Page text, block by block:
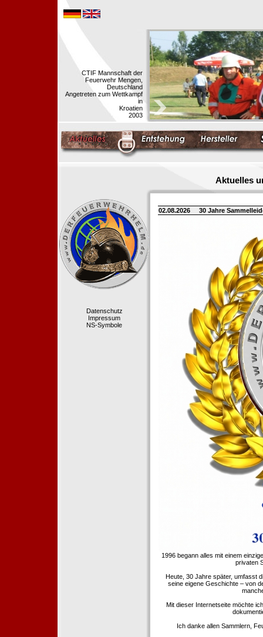
CTIF Mannschaft der
Feuerwehr Mengen,
Deutschland
Angetreten zum Wettkampf
in
Kroatien
2003
Aktuelles
Datenschutz
Impressum
NS-Symbole
02.08.2026 30 Jahre
1996 begann alles mit einem
privaten
Heute, 30 Jahre später, umfasst
seine eigene Geschichte – von
Mit dieser Internetseite möchte
Ich danke allen Sammlern,